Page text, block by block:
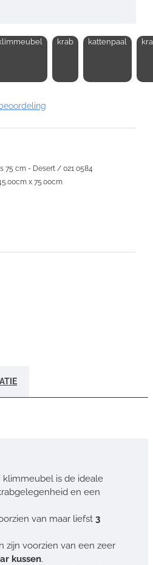
niet vertaald!
krab kattenpaal
75 cm - Desert / 021 0584
x 75.00cm
is de ideale
en een
van maar liefst 3
zijn voorzien van een zeer
kussen.